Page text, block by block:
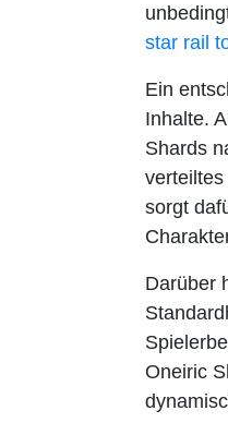
star rail
Ein
Inhalte.
Shards
sorgt
Darüber
Oneiric